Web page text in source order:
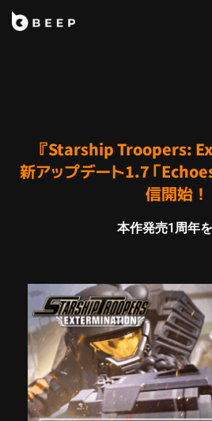
キ
『Starship Troopers:
新アップデート1.7「
信開始！
本作発売1周年